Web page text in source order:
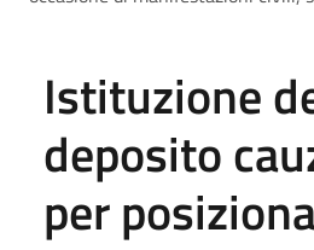
Istituzione
deposito
per